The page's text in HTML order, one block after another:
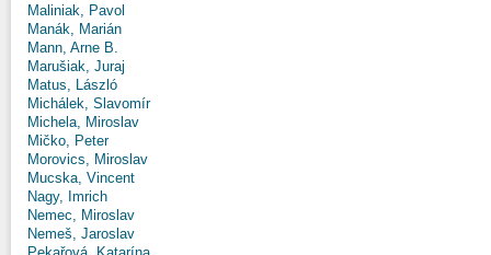
Maliniak, Pavol
Manák, Marián
Mann, Arne B.
Marušiak, Juraj
Matus, László
Michálek, Slavomír
Michela, Miroslav
Mičko, Peter
Morovics, Miroslav
Mucska, Vincent
Nagy, Imrich
Nemec, Miroslav
Nemeš, Jaroslav